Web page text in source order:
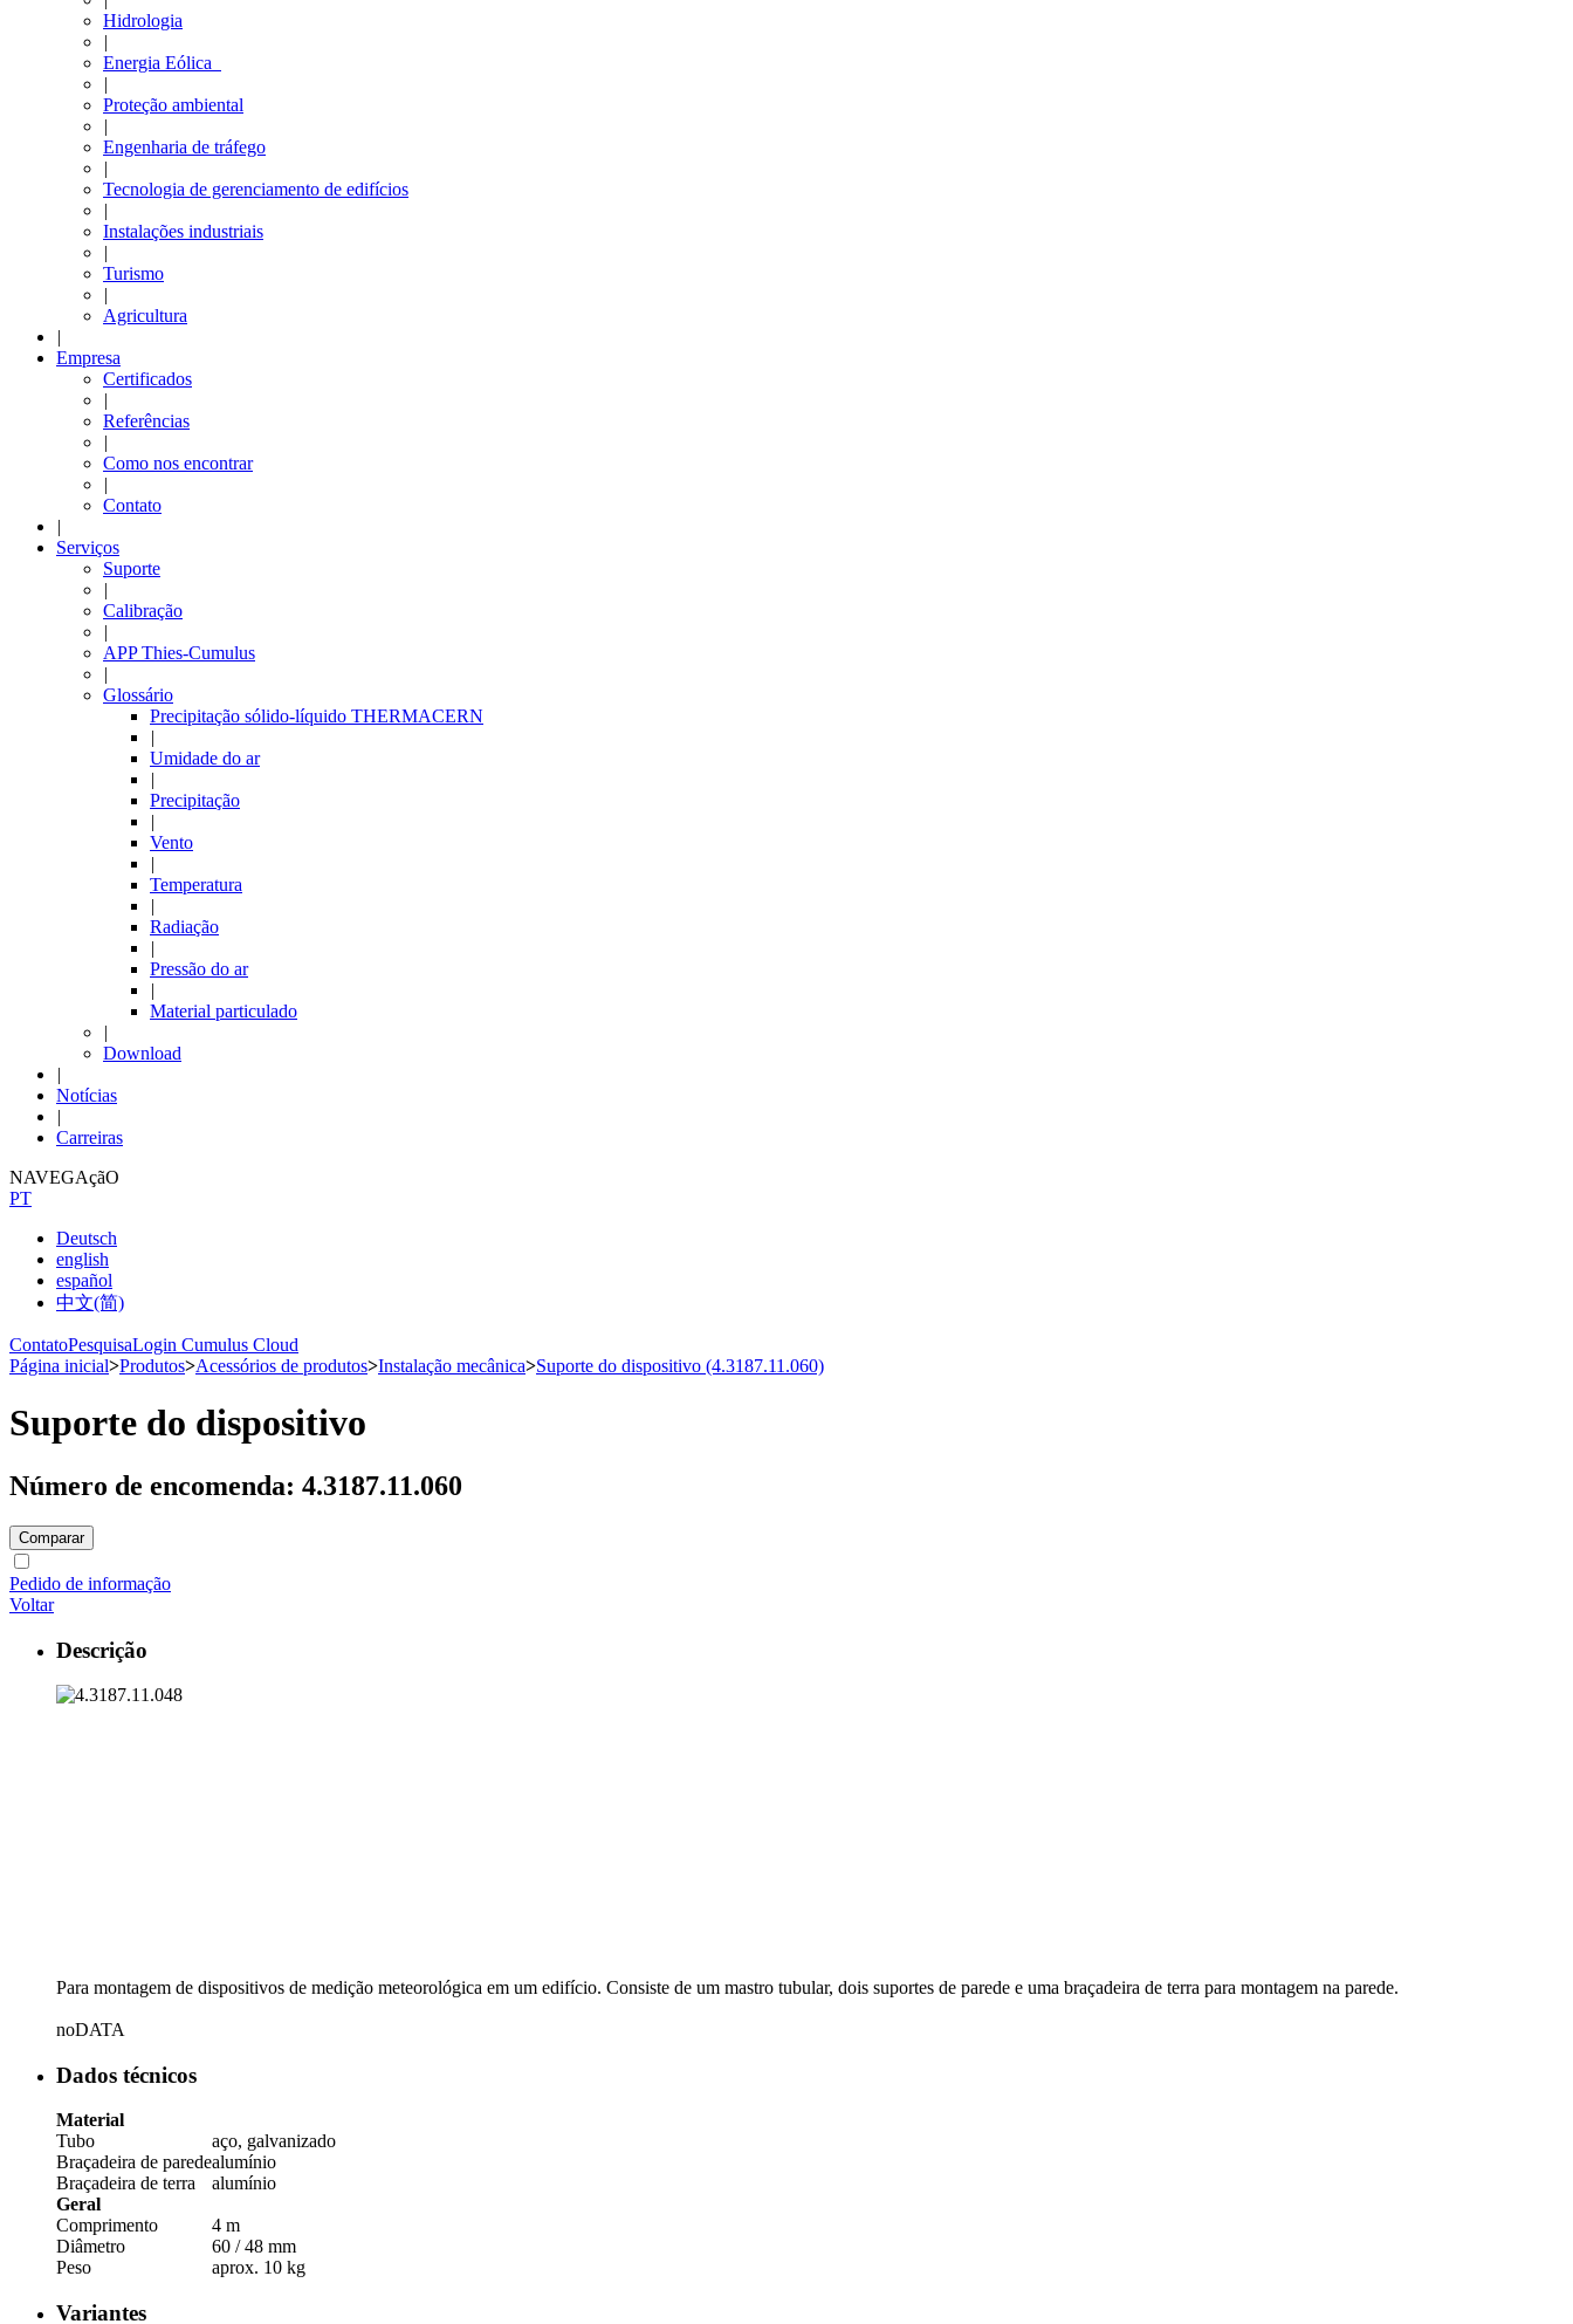
Hidrologia
|
Energia Eólica
|
Proteção ambiental
|
Engenharia de tráfego
|
Tecnologia de gerenciamento de edifícios
|
Instalações industriais
|
Turismo
|
Agricultura
|
Empresa
Certificados
|
Referências
|
Como nos encontrar
|
Contato
|
Serviços
Suporte
|
Calibração
|
APP Thies-Cumulus
|
Glossário
Precipitação sólido-líquido THERMACERN
|
Umidade do ar
|
Precipitação
|
Vento
|
Temperatura
|
Radiação
|
Pressão do ar
|
Material particulado
|
Download
|
Notícias
|
Carreiras
NAVEGAçãO
PT
Deutsch
english
español
中文(简)
ContatoPesquisaLogin Cumulus Cloud
Página inicial>Produtos>Acessórios de produtos>Instalação mecânica>Suporte do dispositivo (4.3187.11.060)
Suporte do dispositivo
Número de encomenda: 4.3187.11.060
Comparar
Pedido de informação
Voltar
Descrição
Para montagem de dispositivos de medição meteorológica em um edifício. Consiste de um mastro tubular, dois suportes de parede e uma braçadeira de terra para montagem na parede.
noDATA
Dados técnicos
Material
Tubo
aço, galvanizado
Braçadeira de paredealumínio
Braçadeira de terra
alumínio
Geral
Comprimento
4 m
Diâmetro
60 /­ 48 mm
Peso
aprox. 10 kg
Variantes